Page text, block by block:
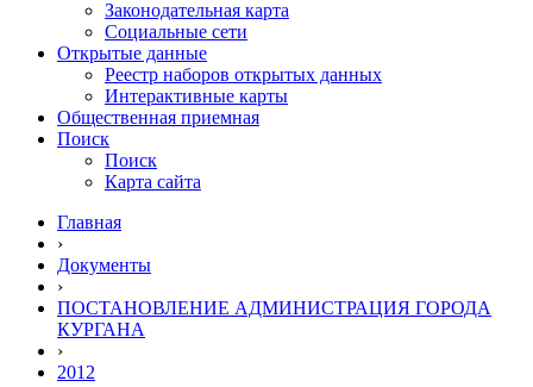
Законодательная карта
Социальные сети
Открытые данные
Реестр наборов открытых данных
Интерактивные карты
Общественная приемная
Поиск
Поиск
Карта сайта
Главная
›
Документы
›
ПОСТАНОВЛЕНИЕ АДМИНИСТРАЦИЯ ГОРОДА
КУРГАНА
›
2012